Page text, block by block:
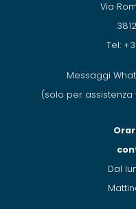
Via
Tel:
Messaggi
(solo per
Dal